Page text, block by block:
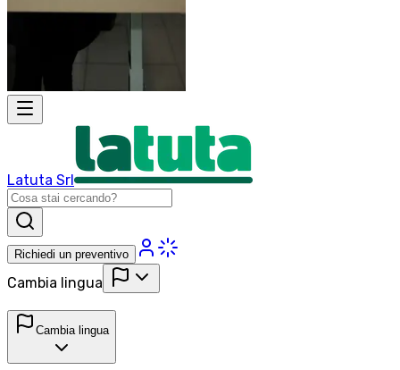
Latuta Srl
Richiedi un preventivo
Cambia lingua
Cambia lingua